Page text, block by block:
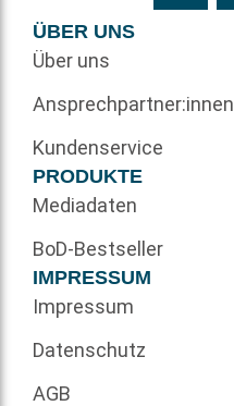
ÜBER UNS
Über uns
Ansprechpartner:innen
Kundenservice
PRODUKTE
Mediadaten
BoD-Bestseller
IMPRESSUM
Impressum
Datenschutz
AGB